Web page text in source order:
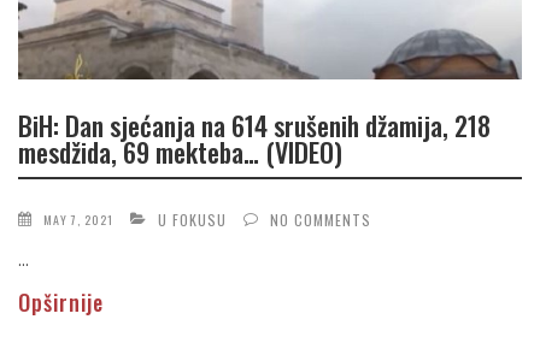
BiH: Dan sjećanja na 614 srušenih džamija, 218
mesdžida, 69 mekteba… (VIDEO)
MAY 7, 2021 U FOKUSU NO COMMENTS
...
Opširnije